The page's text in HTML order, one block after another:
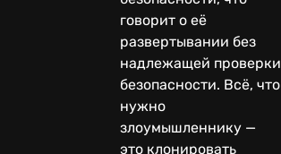
говорит о её
развертывании без
надлежащей проверки
безопасности. Всё, что
нужно
злоумышленнику —
это клонировать